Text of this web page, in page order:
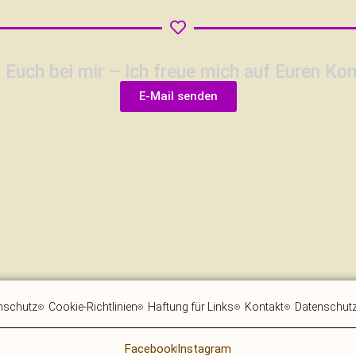
Euch bei mir – ich freue mich auf Euren
E-Mail senden
Cookie-Richtlinien Haftung für Links Kontakt
FacebookInstagram